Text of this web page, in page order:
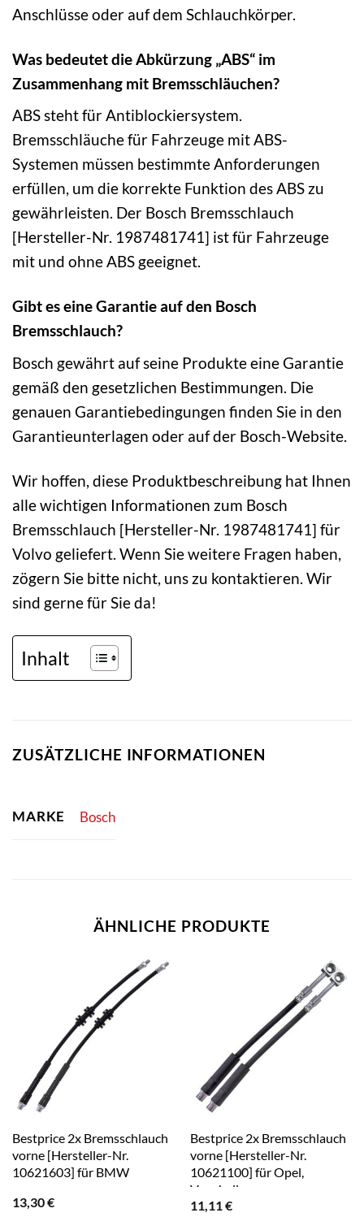
Anschlüsse oder auf dem Schlauchkörper.
Was bedeutet die Abkürzung „ABS“ im
Zusammenhang mit Bremsschläuchen?
ABS steht für Antiblockiersystem.
Bremsschläuche für Fahrzeuge mit ABS-
Systemen müssen bestimmte Anforderungen
erfüllen, um die korrekte Funktion des ABS zu
gewährleisten. Der Bosch Bremsschlauch
[Hersteller-Nr. 1987481741] ist für Fahrzeuge
mit und ohne ABS geeignet.
Gibt es eine Garantie auf den Bosch
Bremsschlauch?
Bosch gewährt auf seine Produkte eine Garantie
gemäß den gesetzlichen Bestimmungen. Die
genauen Garantiebedingungen finden Sie in den
Garantieunterlagen oder auf der Bosch-Website.
Wir hoffen, diese Produktbeschreibung hat Ihnen
alle wichtigen Informationen zum Bosch
Bremsschlauch [Hersteller-Nr. 1987481741] für
Volvo geliefert. Wenn Sie weitere Fragen haben,
zögern Sie bitte nicht, uns zu kontaktieren. Wir
sind gerne für Sie da!
Inhalt
ZUSÄTZLICHE INFORMATIONEN
MARKE Bosch
ÄHNLICHE PRODUKTE
Bestprice 2x Bremsschlauch
vorne [Hersteller-Nr.
10621603] für BMW
13,30€
Bestprice 2x Bremsschlauch
vorne [Hersteller-Nr.
10621100] für Opel,
Vauxhall
11,11€